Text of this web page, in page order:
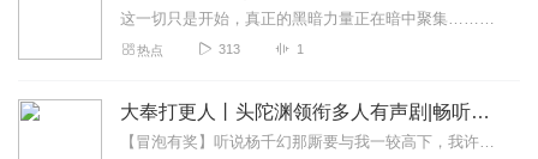
这一切只是开始，真正的黑暗力量正在暗中聚集……拥有特殊魔法资质的少年帕格，与好友托马斯意外地卷入了这场穿越时空的战争，美凯米亚，一片曾经巨龙盘踞的大陆，遭遇有史...
热点 313 1
大奉打更人丨头陀渊领衔多人有声剧|畅听全集|王鹤棣、田曦薇主演影视剧原著|卖报小郎君
【冒泡有奖】听说杨千幻那厮要与我一较高下，我许七安要开始装叉了！快进入声音播放页戳下方输入框，冒个泡偷偷告诉我，我要用哪些诗词才能胜过他？说得好的，有赏！202...